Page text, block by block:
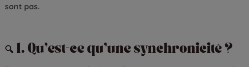
sont pas.
🔍 1. Qu’est-ce qu’une synchronicité ?